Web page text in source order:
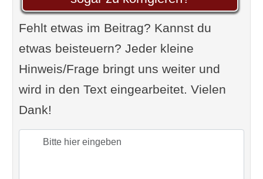
Fehlt etwas im Beitrag? Kannst du
etwas beisteuern? Jeder kleine
Hinweis/Frage bringt uns weiter und
wird in den Text eingearbeitet. Vielen
Dank!